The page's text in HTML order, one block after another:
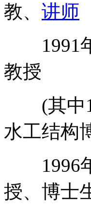
教、 讲师
1991年
教授
(其中
水工结构
1996年
授、博士